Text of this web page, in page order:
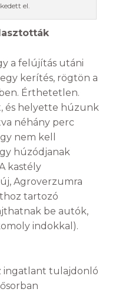
el.
a felújítás utáni
kerítés, rögtön a
Érthetetlen.
és helyette húzunk
néhány perc
nem kell
húzódjanak
kastély
Agroverzumra
tartozó
be autók,
indokkal).
ingatlant tulajdonló